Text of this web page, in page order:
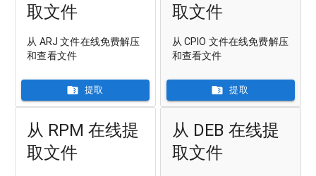
取文件
从 ARJ 文件在线免费解压
和查看文件
提取
取文件
从 CPIO 文件在线免费解压
和查看文件
提取
从 RPM 在线提
取文件
从 DEB 在线提
取文件